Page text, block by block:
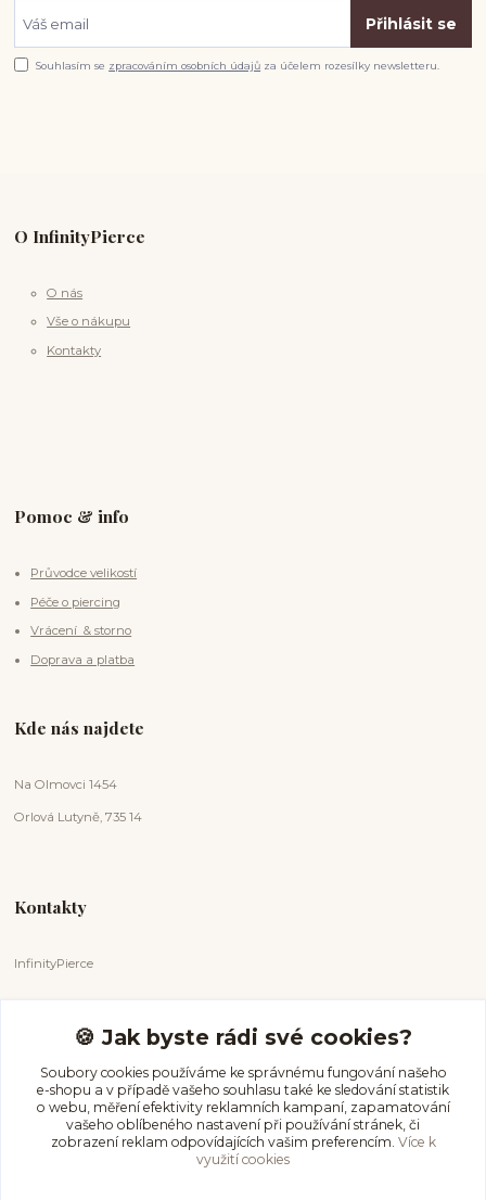
Přihlásit se
Souhlasím se zpracováním osobních údajů za účelem rozesílky newsletteru.
O InfinityPierce
O nás
Vše o nákupu
Kontakty
Pomoc & info
Průvodce velikostí
Péče o piercing
Vrácení & storno
Doprava a platba
Kde nás najdete
Na Olmovci 1454
Orlová Lutyně, 735 14
Kontakty
InfinityPierce
+420 731 681 038
(Po-Ne, 9-18 hod.)
info@infinitypierce.cz
🍪 Jak byste rádi své cookies?
Soubory cookies používáme ke správnému fungování našeho
e-shopu a v případě vašeho souhlasu také ke sledování statistik
o webu, měření efektivity reklamních kampaní, zapamatování
vašeho oblíbeného nastavení při používání stránek, či
zobrazení reklam odpovídajících vašim preferencím. Více k
využití cookies